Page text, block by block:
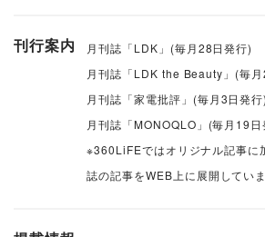
刊行案内
月刊誌「LDK」(毎月28日発行)
月刊誌「LDK the Beauty」(毎
月刊誌「家電批評」(毎月3日発行)
月刊誌「MONOQLO」(毎月19
※360LiFEではオリジナル記事に
誌の記事をWEB上に展開してい